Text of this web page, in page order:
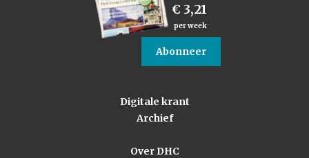
€ 3,21
per week
Abonneer
Digitale krant
Archief
Over DHC